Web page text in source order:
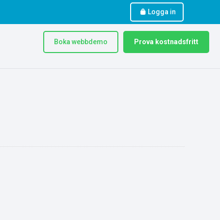
Logga in
Boka webbdemo Prova kostnadsfritt